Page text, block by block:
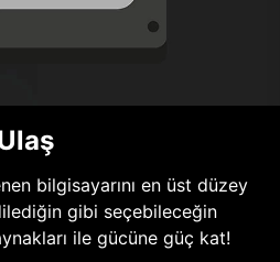
bilgisayarını en üst düzey
gibi seçebileceğin
ile gücüne güç kat!